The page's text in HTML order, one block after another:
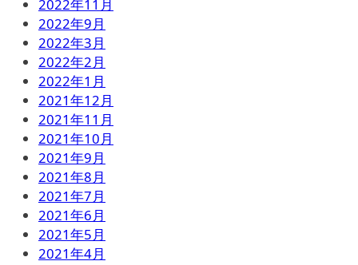
2022年11月
2022年9月
2022年3月
2022年2月
2022年1月
2021年12月
2021年11月
2021年10月
2021年9月
2021年8月
2021年7月
2021年6月
2021年5月
2021年4月